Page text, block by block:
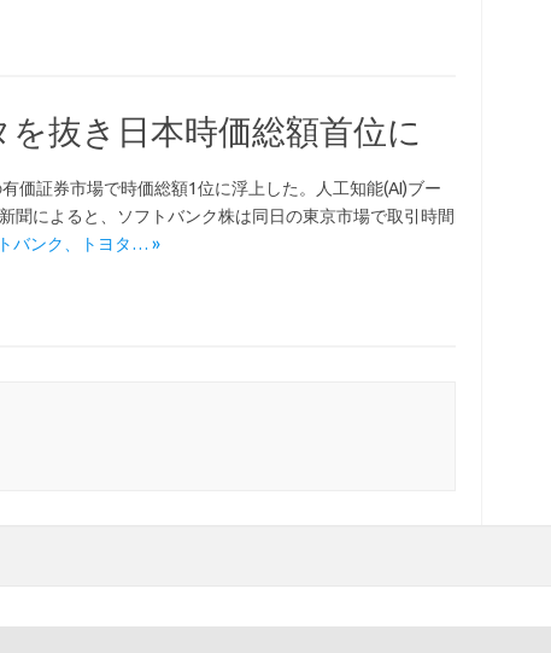
抜き日本時価総額首位に
価証券市場で時価総額1位に浮上した。人工知能(AI)ブー
聞によると、ソフトバンク株は同日の東京市場で取引時間
バンク、トヨタ… »